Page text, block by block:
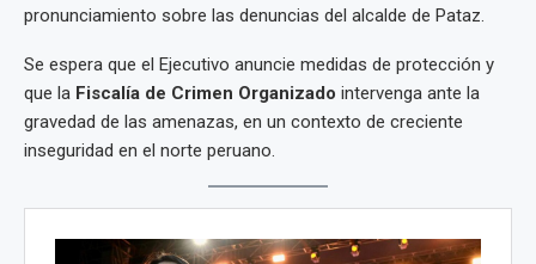
pronunciamiento sobre las denuncias del alcalde de Pataz.
Se espera que el Ejecutivo anuncie medidas de protección y
que la Fiscalía de Crimen Organizado intervenga ante la
gravedad de las amenazas, en un contexto de creciente
inseguridad en el norte peruano.